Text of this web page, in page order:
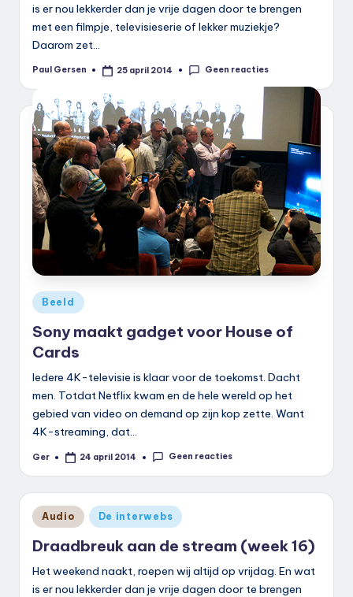
is er nou lekkerder dan je vrije dagen door te brengen
met een filmpje, televisieserie of lekker muziekje?
Daarom zet…
Geplaatst
Paul Gersen 25 april 2014 Geen reacties
Geplaatst
in
Beeld
Sony maakt gadget voor House of
Cards
Iedere 4K-televisie is klaar voor de toekomst. Dacht
men. Totdat Netflix kwam en de hele wereld op het
gebied van video on demand op zijn kop zette. Want
4K-streaming, dat…
Geplaatst
Ger 24 april 2014 Geen reacties
Geplaatst
in
Audio De interwebs
Draadbreuk aan de stream (week 16)
Het weekend naakt, roepen wij altijd op vrijdag. En wat
is er nou lekkerder dan je vrije dagen door te brengen